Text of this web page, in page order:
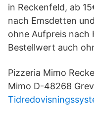
in Reckenfeld, ab
nach Emsdetten
ohne Aufpreis nach
Bestellwert auch
Pizzeria Mimo
Mimo D-48268